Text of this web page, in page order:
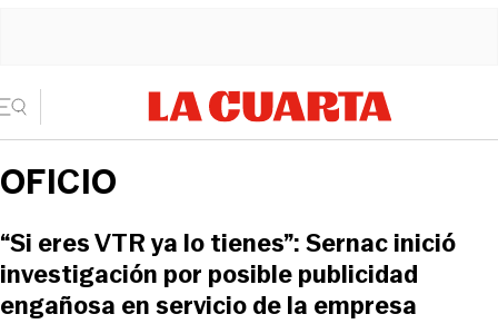
OFICIO
“Si eres VTR ya lo tienes”: Sernac inició
investigación por posible publicidad
engañosa en servicio de la empresa